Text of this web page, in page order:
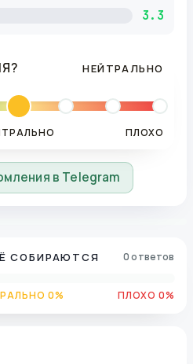
3.3
НЕЙТРАЛЬНО
ПЛОХО
в Telegram
СОБИРАЮТСЯ 0 ответов
0% ПЛОХО 0%